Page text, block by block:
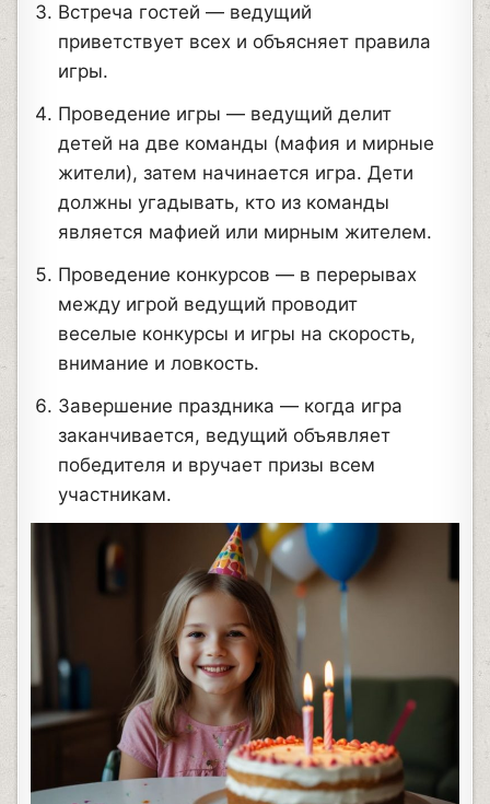
Встреча гостей — ведущий
приветствует всех и объясняет правила
игры.
Проведение игры — ведущий делит
детей на две команды (мафия и мирные
жители), затем начинается игра. Дети
должны угадывать, кто из команды
является мафией или мирным жителем.
Проведение конкурсов — в перерывах
между игрой ведущий проводит
веселые конкурсы и игры на скорость,
внимание и ловкость.
Завершение праздника — когда игра
заканчивается, ведущий объявляет
победителя и вручает призы всем
участникам.